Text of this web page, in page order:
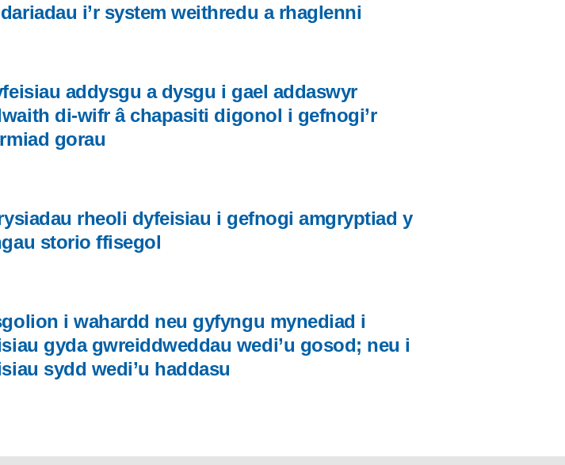
i’r system weithredu a rhaglenni
addysgu a dysgu i gael addaswyr
di-wifr â chapasiti digonol i gefnogi’r
gorau
rheoli dyfeisiau i gefnogi amgryptiad y
storio ffisegol
i wahardd neu gyfyngu mynediad i
gyda gwreiddweddau wedi’u gosod; neu i
sydd wedi’u haddasu